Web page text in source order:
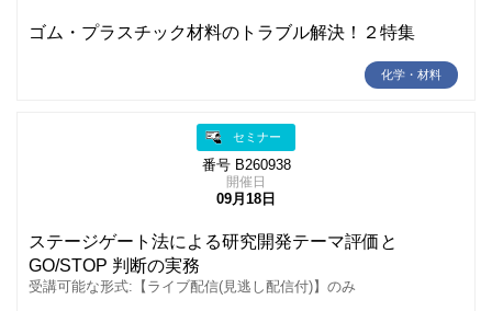
ゴム・プラスチック材料のトラブル解決！２特集
化学・材料
セミナー
番号 B260938
開催日
09月18日
ステージゲート法による研究開発テーマ評価と
GO/STOP 判断の実務
受講可能な形式:【ライブ配信(見逃し配信付)】のみ